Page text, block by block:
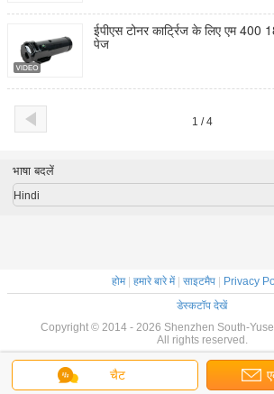
ईपीएस टोनर कार्ट्रिज के लिए एम 400
पेज
1 / 4
चैट
भाषा बदलें
Hindi
होम| हमारे बारे में| साइटमैप
Privacy
डेस्कटॉप देखें
Copyright © 2014 - 2026 Shenzhen South-
All rights reserved.